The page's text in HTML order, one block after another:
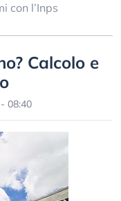
con l’Inps
Calcolo e
08:40